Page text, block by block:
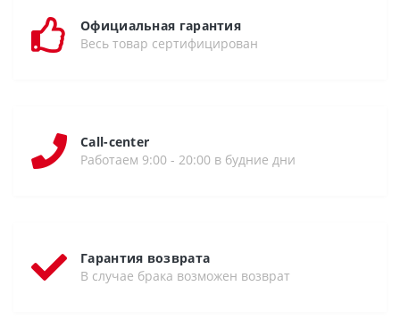
Официальная гарантия
Весь товар сертифицирован
Call-center
Работаем 9:00 - 20:00 в будние дни
Гарантия возврата
В случае брака возможен возврат